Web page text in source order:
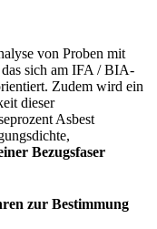
von Proben mit
sich am IFA / BIA-
Zudem wird ein
dieser
Asbest
Bezugsfaser
zur Bestimmung